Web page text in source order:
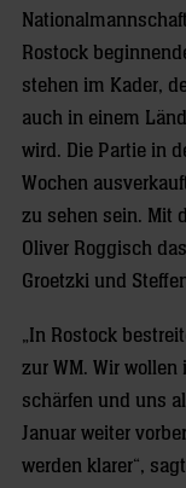
Rostock
stehen im Kader,
auch in einem
wird. Die Partie in
Wochen
zu sehen sein. Mit
Oliver Roggisch
Groetzki und
„In Rostock
zur WM. Wir
schärfen und uns
Januar weiter
werden klarer“,